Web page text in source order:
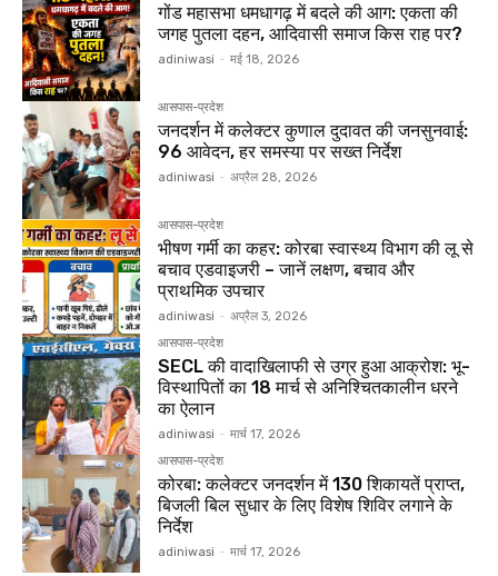
गोंड महासभा धमधागढ़ में बदले की आग: एकता की
जगह पुतला दहन, आदिवासी समाज किस राह पर?
adiniwasi - मई 18, 2026
आसपास-प्रदेश
जनदर्शन में कलेक्टर कुणाल दुदावत की जनसुनवाई:
96 आवेदन, हर समस्या पर सख्त निर्देश
adiniwasi - अप्रैल 28, 2026
आसपास-प्रदेश
भीषण गर्मी का कहर: कोरबा स्वास्थ्य विभाग की लू से
बचाव एडवाइजरी – जानें लक्षण, बचाव और
प्राथमिक उपचार
adiniwasi - अप्रैल 3, 2026
आसपास-प्रदेश
SECL की वादाखिलाफी से उग्र हुआ आक्रोश: भू-
विस्थापितों का 18 मार्च से अनिश्चितकालीन धरने
का ऐलान
adiniwasi - मार्च 17, 2026
आसपास-प्रदेश
कोरबा: कलेक्टर जनदर्शन में 130 शिकायतें प्राप्त,
बिजली बिल सुधार के लिए विशेष शिविर लगाने के
निर्देश
adiniwasi - मार्च 17, 2026